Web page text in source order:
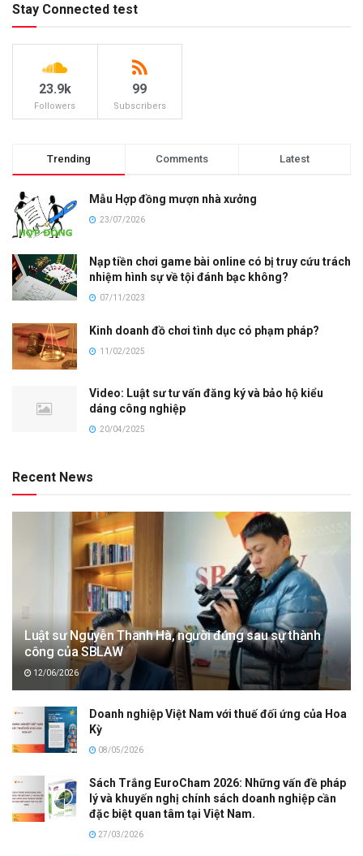
Stay Connected test
23.9k
Followers
99
Subscribers
Trending Comments Latest
Mẫu Hợp đồng mượn nhà xưởng
23/07/2026
Nạp tiền chơi game bài online có bị truy cứu trách
nhiệm hình sự về tội đánh bạc không?
07/11/2023
Kinh doanh đồ chơi tình dục có phạm pháp?
11/02/2025
Video: Luật sư tư vấn đăng ký và bảo hộ kiểu
dáng công nghiệp
20/04/2025
Recent News
Luật sư Nguyễn Thanh Hà, người đứng sau sự thành
công của SBLAW
12/06/2026
Doanh nghiệp Việt Nam với thuế đối ứng của Hoa
Kỳ
08/05/2026
Sách Trắng EuroCham 2026: Những vấn đề pháp
lý và khuyến nghị chính sách doanh nghiệp cần
đặc biệt quan tâm tại Việt Nam.
27/03/2026